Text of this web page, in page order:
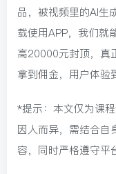
品，被视频里的AI生
载使用APP，我们就
高20000元封顶，真
拿到佣金，用户体验
*提示：本文仅为课
因人而异，需结合自
容，同时严格遵守平